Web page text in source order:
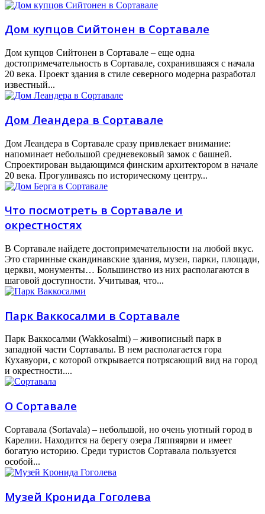
Дом купцов Сийтонен в Сортавале
Дом купцов Сийтонен в Сортавале – еще одна
достопримечательность в Сортавале, сохранившаяся с начала
20 века. Проект здания в стиле северного модерна разработал
известный...
Дом Леандера в Сортавале
Дом Леандера в Сортавале сразу привлекает внимание:
напоминает небольшой средневековый замок с башней.
Спроектирован выдающимся финским архитектором в начале
20 века. Прогуливаясь по историческому центру...
Что посмотреть в Сортавале и
окрестностях
В Сортавале найдете достопримечательности на любой вкус.
Это старинные скандинавские здания, музеи, парки, площади,
церкви, монументы… Большинство из них располагаются в
шаговой доступности. Учитывая, что...
Парк Ваккосалми в Сортавале
Парк Ваккосалми (Wakkosalmi) – живописный парк в
западной части Сортавалы. В нем располагается гора
Кухавуори, с которой открывается потрясающий вид на город
и окрестности....
О Сортавале
Сортавала (Sortavala) – небольшой, но очень уютный город в
Карелии. Находится на берегу озера Ляппяярви и имеет
богатую историю. Среди туристов Сортавала пользуется
особой...
Музей Кронида Гоголева